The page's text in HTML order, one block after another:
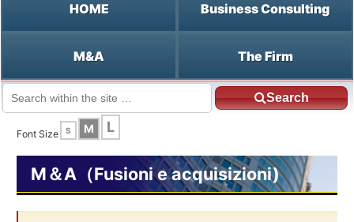
HOME Business Consulting
M&A The Firm
Search
Italiano HOME
Font Size
S M L
M＆A（Fusioni e acquisizioni)